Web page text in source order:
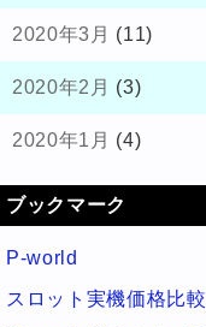
2020年3月 (11)
2020年2月 (3)
2020年1月 (4)
ブックマーク
P-world
スロット実機価格比較